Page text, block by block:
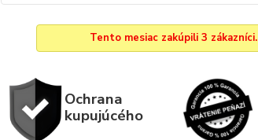
Tento mesiac zakúpili 3 zákazníci.
Ochrana
kupujúcého